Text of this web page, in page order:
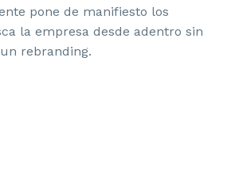
pone de manifiesto los
la empresa desde adentro sin
rebranding.